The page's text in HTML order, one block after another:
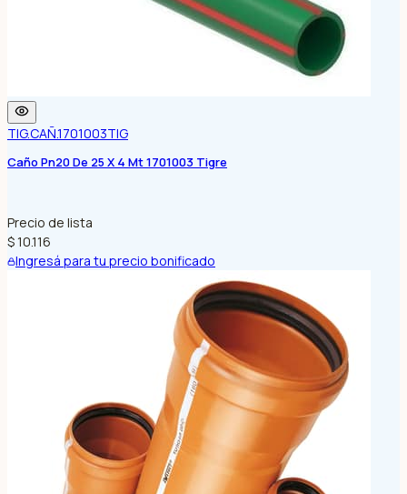
TIG.CAÑ.1701003TIG
Caño Pn20 De 25 X 4 Mt 1701003 Tigre
Precio de lista
$ 10.116
Ingresá para tu precio bonificado